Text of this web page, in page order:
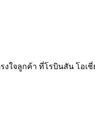
ใจลูกค้า ที่โรบินสัน โอเ